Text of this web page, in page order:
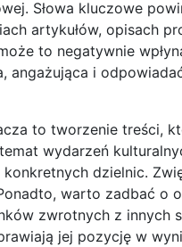
Słowa kluczowe
artykułów, opisach
to negatywnie
angażująca i
to tworzenie treści,
wydarzeń
dzielnic.
warto zadbać o
zwrotnych z innych
jej pozycję w